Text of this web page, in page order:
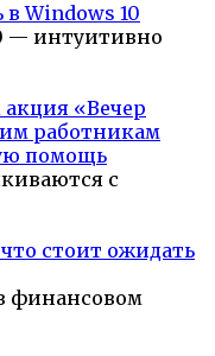
Windows 10
— интуитивно
«Вечер
работникам
помощь
с
стоит ожидать
финансовом